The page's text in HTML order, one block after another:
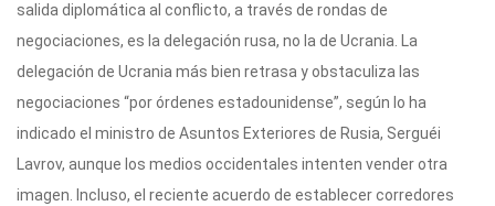
salida diplomática al conflicto, a través de rondas de
negociaciones, es la delegación rusa, no la de Ucrania. La
delegación de Ucrania más bien retrasa y obstaculiza las
negociaciones “por órdenes estadounidense”, según lo ha
indicado el ministro de Asuntos Exteriores de Rusia, Serguéi
Lavrov, aunque los medios occidentales intenten vender otra
imagen. Incluso, el reciente acuerdo de establecer corredores